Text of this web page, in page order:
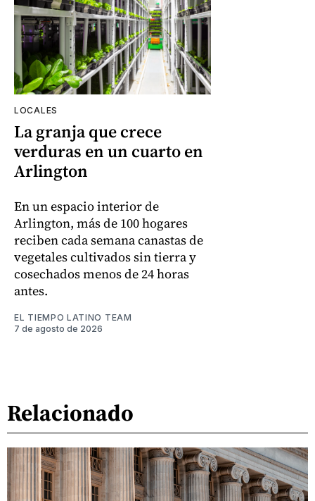
LOCALES
La granja que crece
verduras en un cuarto en
Arlington
En un espacio interior de
Arlington, más de 100 hogares
reciben cada semana canastas de
vegetales cultivados sin tierra y
cosechados menos de 24 horas
antes.
EL TIEMPO LATINO TEAM
7 de agosto de 2026
Relacionado